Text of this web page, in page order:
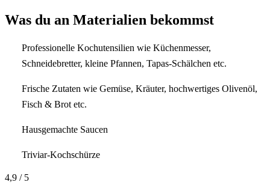
Was du an Materialien bekommst
Professionelle Kochutensilien wie Küchenmesser,
Schneidebretter, kleine Pfannen, Tapas-Schälchen etc.
Frische Zutaten wie Gemüse, Kräuter, hochwertiges Olivenöl,
Fisch & Brot etc.
Hausgemachte Saucen
Triviar-Kochschürze
4,9 / 5